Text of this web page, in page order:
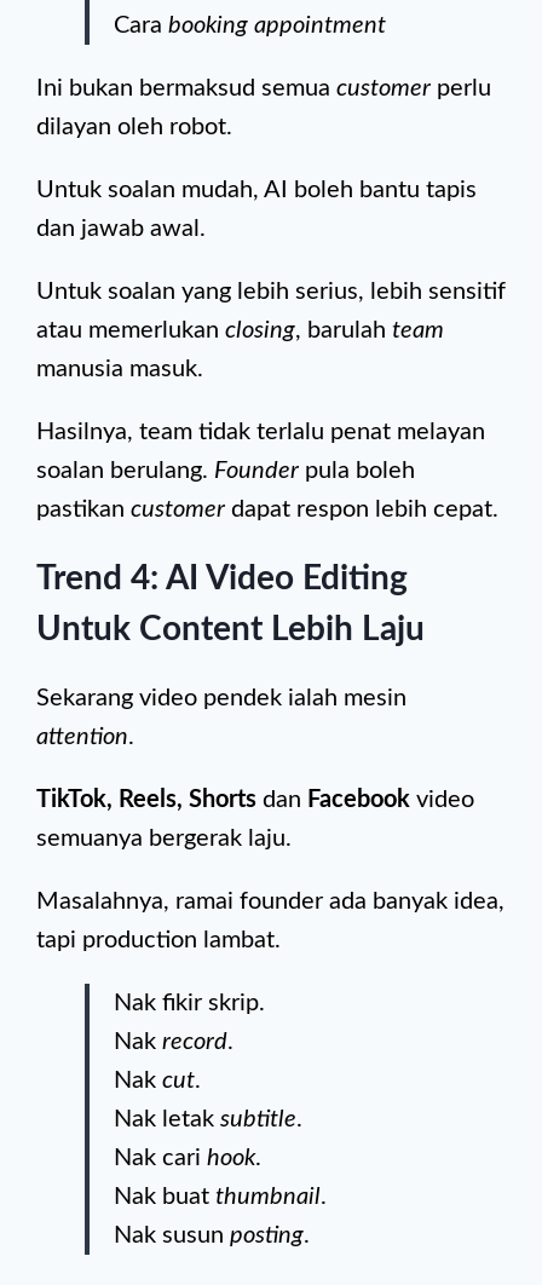
Cara booking appointment
Ini bukan bermaksud semua customer perlu
dilayan oleh robot.
Untuk soalan mudah, AI boleh bantu tapis
dan jawab awal.
Untuk soalan yang lebih serius, lebih sensitif
atau memerlukan closing, barulah team
manusia masuk.
Hasilnya, team tidak terlalu penat melayan
soalan berulang. Founder pula boleh
pastikan customer dapat respon lebih cepat.
Trend 4: AI Video Editing
Untuk Content Lebih Laju
Sekarang video pendek ialah mesin
attention.
TikTok, Reels, Shorts dan Facebook video
semuanya bergerak laju.
Masalahnya, ramai founder ada banyak idea,
tapi production lambat.
Nak fikir skrip.
Nak record.
Nak cut.
Nak letak subtitle.
Nak cari hook.
Nak buat thumbnail.
Nak susun posting.